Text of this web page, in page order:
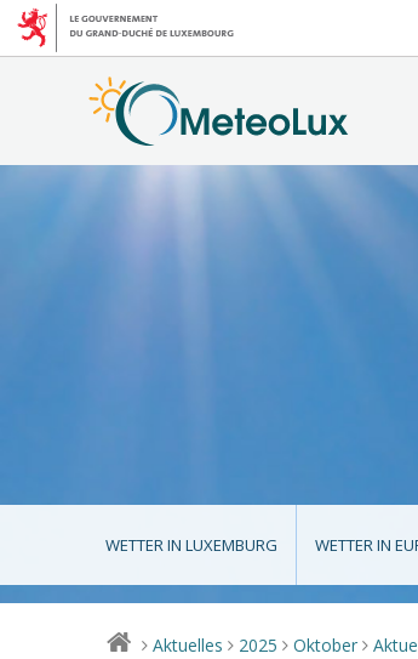
WETTER IN LUXEMBURG WETTER IN
> Aktuelles > 2025 > Oktober >